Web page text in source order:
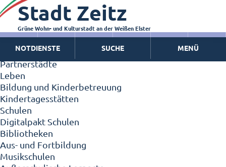
Zeitz - Die Kleinstadt
Willkommen in Zeitz!
Interview mit Oberbürgermeister Christian Thieme
Zeitz - Stadt der Zukunft
Ortschaften
Partnerstädte
Leben
Bildung und Kinderbetreuung
Kindertagesstätten
Schulen
Digitalpakt Schulen
Bibliotheken
Aus- und Fortbildung
Musikschulen
Stadt Zeitz
Grüne Wohn- und Kulturstadt an der Weißen Elster
NOTDIENSTE SUCHE MENÜ